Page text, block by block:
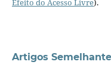
Efeito do Acesso Livre).
Artigos